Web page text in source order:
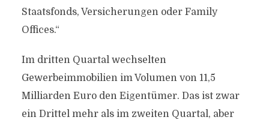
Staatsfonds, Versicherungen oder Family
Offices.“
Im dritten Quartal wechselten
Gewerbeimmobilien im Volumen von 11,5
Milliarden Euro den Eigentümer. Das ist zwar
ein Drittel mehr als im zweiten Quartal, aber